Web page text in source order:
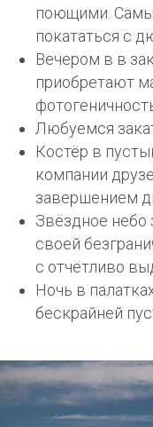
поющими.
покататься с
Вечером в в
приобретают
Любуемся
Костёр в
компании
завершением
Звёздное небо
своей
с отчётливо
Ночь в
бескрайней